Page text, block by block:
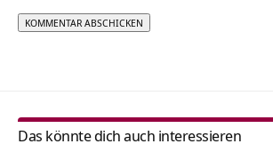
Das könnte dich auch interessieren